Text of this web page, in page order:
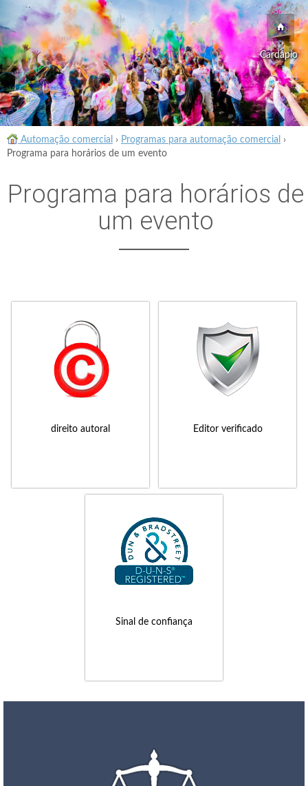
Cardápio
Automação comercial › Programas para automação comercial
›
Programa para horários de um evento
Programa para horários de
um evento
direito autoral Editor verificado
Sinal de confiança